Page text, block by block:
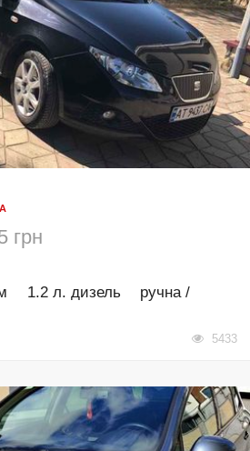
грн
1.2 л. дизель
ручна /
5433